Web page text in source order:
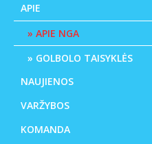
APIE
APIE NGA
GOLBOLO TAISYKLĖS
NAUJIENOS
VARŽYBOS
KOMANDA